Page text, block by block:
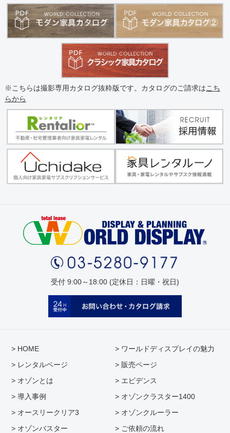
※こちらは撮影専用カタログ抜粋版です。カタログのご請求はこち
らから
受付 9:00～18:00 (定休日：日曜・祝日)
> HOME
> ワールドディスプレイの魅力
> レンタルページ
> 販売ページ
> オゾンとは
> エビデンス
> 導入事例
> オゾンクラスター1400
> オースリークリア3
> オゾンクルーラー
> オゾンバスター
> ご依頼の流れ